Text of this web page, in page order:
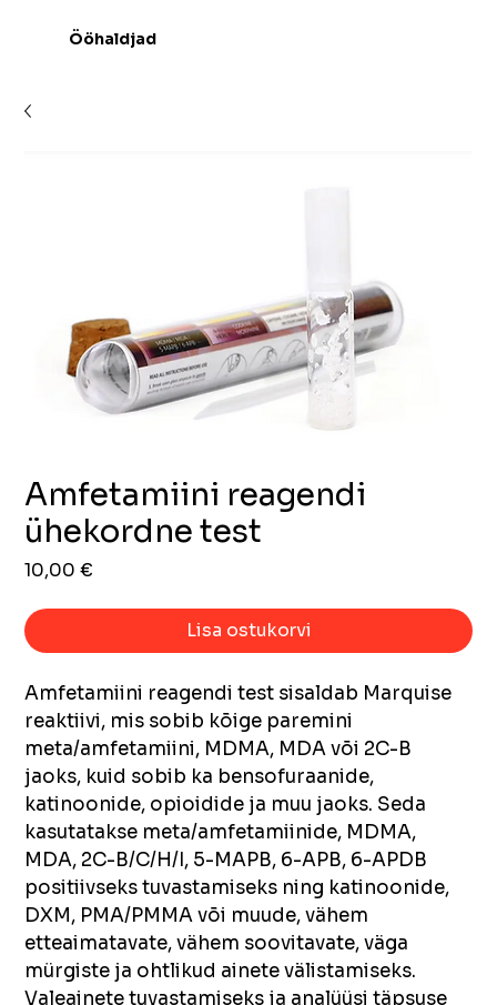
Ööhaldjad
Amfetamiini reagendi
ühekordne test
10,00 €
Lisa ostukorvi
Amfetamiini reagendi test sisaldab Marquise
reaktiivi, mis sobib kõige paremini
meta/amfetamiini, MDMA, MDA või 2C-B
jaoks, kuid sobib ka bensofuraanide,
katinoonide, opioidide ja muu jaoks. Seda
kasutatakse meta/amfetamiinide, MDMA,
MDA, 2C-B/C/H/I, 5-MAPB, 6-APB, 6-APDB
positiivseks tuvastamiseks ning katinoonide,
DXM, PMA/PMMA või muude, vähem
etteaimatavate, vähem soovitavate, väga
mürgiste ja ohtlikud ainete välistamiseks.
Valeainete tuvastamiseks ja analüüsi täpsuse